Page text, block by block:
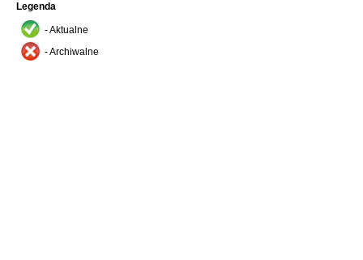
Legenda
- Aktualne
- Archiwalne